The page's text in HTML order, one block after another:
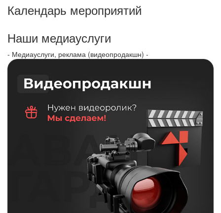
Календарь мероприятий
Наши медиауслуги
- Медиауслуги, реклама (видеопродакшн) -